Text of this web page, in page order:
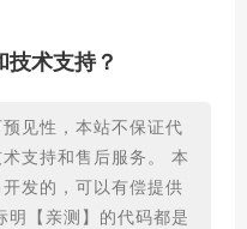
技术支持？
见性，本站不保证代
支持和售后服务。 本
发的，可以有偿提供
明【亲测】的代码都是